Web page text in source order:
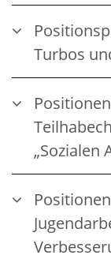
Turbos
„Sozialen